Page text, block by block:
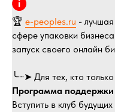
🏆 e-peoples.ru -
сфере упаковки
запуск своего онлайн
╰┈➤ Для тех, кто
Программа поддержки
Вступить в клуб